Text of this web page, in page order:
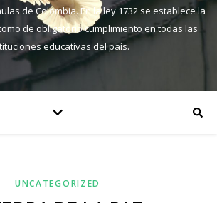
de Colombia. En la ley 1732 se establece la
de obligatorio cumplimiento en todas las
educativas del país.
UNCATEGORIZED